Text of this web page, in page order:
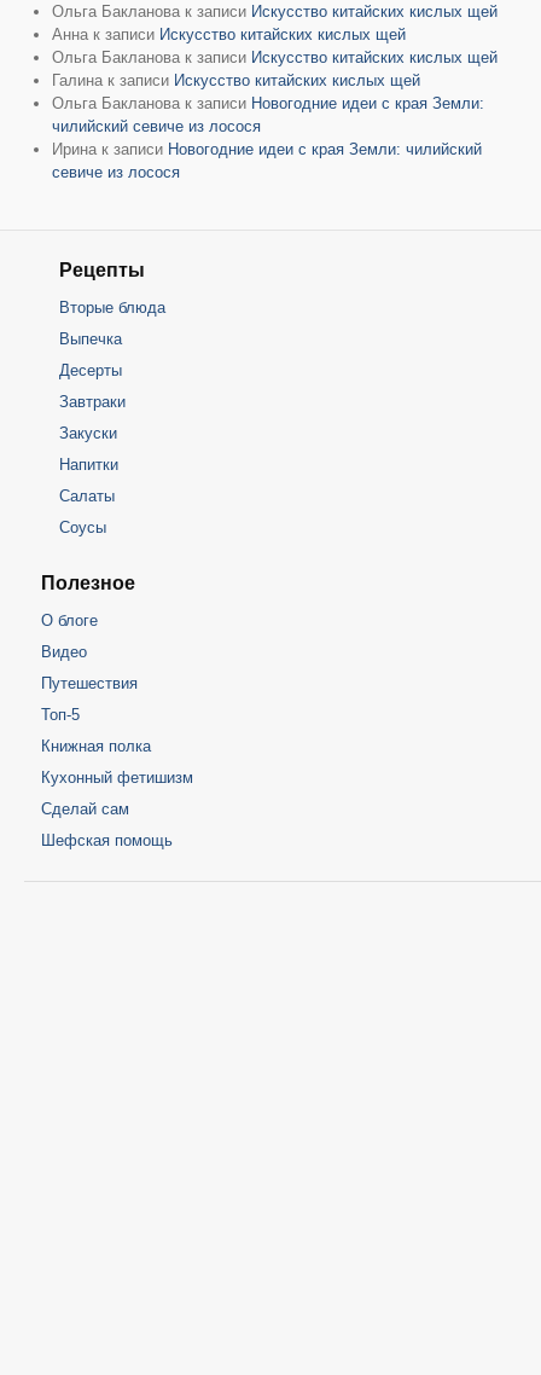
Ольга Бакланова к записи Искусство китайских кислых щей
Анна к записи Искусство китайских кислых щей
Ольга Бакланова к записи Искусство китайских кислых щей
Галина к записи Искусство китайских кислых щей
Ольга Бакланова к записи Новогодние идеи с края Земли:
чилийский севиче из лосося
Ирина к записи Новогодние идеи с края Земли: чилийский
севиче из лосося
Рецепты
Вторые блюда
Выпечка
Десерты
Завтраки
Закуски
Напитки
Салаты
Соусы
Полезное
О блоге
Видео
Путешествия
Топ-5
Книжная полка
Кухонный фетишизм
Сделай сам
Шефская помощь